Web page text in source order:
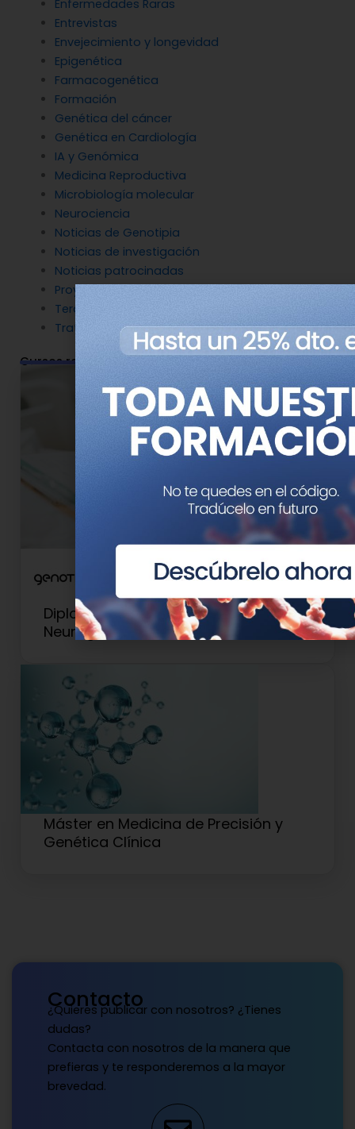
Enfermedades Raras
Entrevistas
Envejecimiento y longevidad
Epigenética
Farmacogenética
Formación
Genética del cáncer
Genética en Cardiología
IA y Genómica
Medicina Reproductiva
Microbiología molecular
Neurociencia
Noticias de Genotipia
Noticias de investigación
Noticias patrocinadas
Proyectos
Terapia Génica
Tratamientos
Cursos relacionados
Diploma de Experto en
Neurogenética
Máster en Medicina de Precisión y
Genética Clínica
Contacto
¿Quieres publicar con nosotros? ¿Tienes
dudas?
Contacta con nosotros de la manera que
prefieras y te responderemos a la mayor
brevedad.